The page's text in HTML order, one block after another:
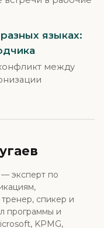
языках:
между
эксперт по
спикер и
программы и
KPMG,